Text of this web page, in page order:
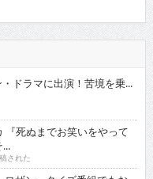
ドラマに出演！苦境を乗...
『死ぬまでお笑いをやって
された
ロザン クイズ番組でもお
馴染み！高学歴芸人として
ブ...